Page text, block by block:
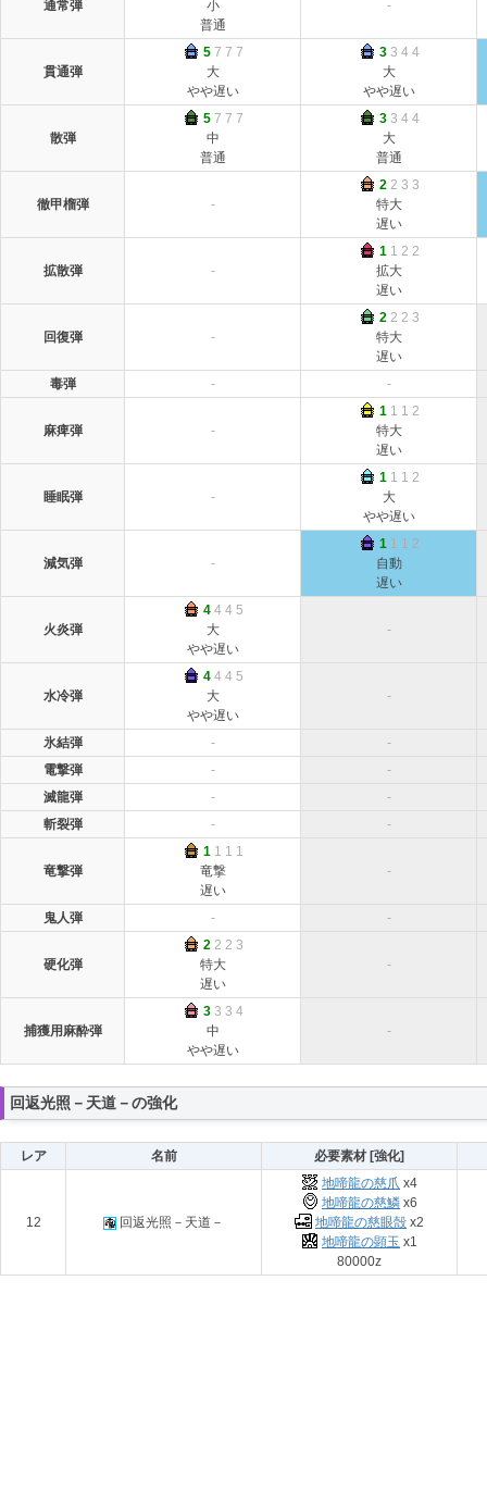
通常弾
小
普通
-
貫通弾
5 7 7 7
大
やや遅い
3 3 4 4
大
やや遅い
散弾
5 7 7 7
中
普通
3 3 4 4
大
普通
徹甲榴弾 -
2 2 3 3
特大
遅い
拡散弾 -
1 1 2 2
拡大
遅い
回復弾 -
2 2 2 3
特大
遅い
毒弾
- -
麻痺弾 -
1 1 1 2
特大
遅い
睡眠弾 -
1 1 1 2
大
やや遅い
減気弾 -
1 1 1 2
自動
遅い
火炎弾
4 4 4 5
大
やや遅い
-
水冷弾
4 4 4 5
大
やや遅い
-
氷結弾 -
-
電撃弾
-
-
滅龍弾
-
-
斬裂弾
- -
竜撃弾
1 1 1 1
竜撃
遅い
-
鬼人弾 - -
硬化弾
2 2 2 3
特大
遅い
-
捕獲用麻酔弾
3 3 3 4
中
やや遅い
-
回返光照－天道－の強化
レア 名前 必要素材 [強化]
12 回返光照－天道－
地啼龍の慈爪 x4
地啼龍の慈鱗 x6
地啼龍の慈眼殻 x2
地啼龍の顕玉 x1
80000z